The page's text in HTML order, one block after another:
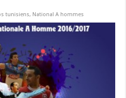
tunisiens, National A hommes